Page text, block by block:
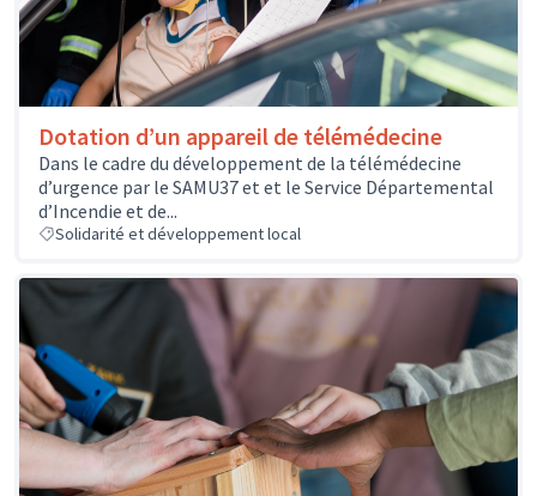
Dotation d’un appareil de télémédecine
Dans le cadre du développement de la télémédecine
d’urgence par le SAMU37 et et le Service Départemental
d’Incendie et de...
Solidarité et développement local